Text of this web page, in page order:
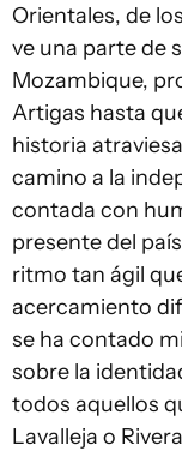
Orientales, de
ve una parte de
Mozambique,
Artigas hasta
historia
camino a la
contada con
presente del
ritmo tan ágil
acercamiento
se ha contado
sobre la
todos aquellos
Lavalleja o